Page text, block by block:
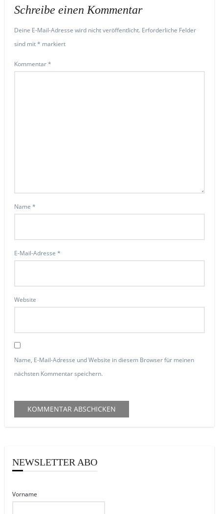
Schreibe einen Kommentar
Deine E-Mail-Adresse wird nicht veröffentlicht. Erforderliche Felder
sind mit* markiert
Kommentar*
Name*
E-Mail-Adresse*
Website
Name, E-Mail-Adresse und Website in diesem Browser für meinen
nächsten Kommentar speichern.
NEWSLETTER ABO
Vorname